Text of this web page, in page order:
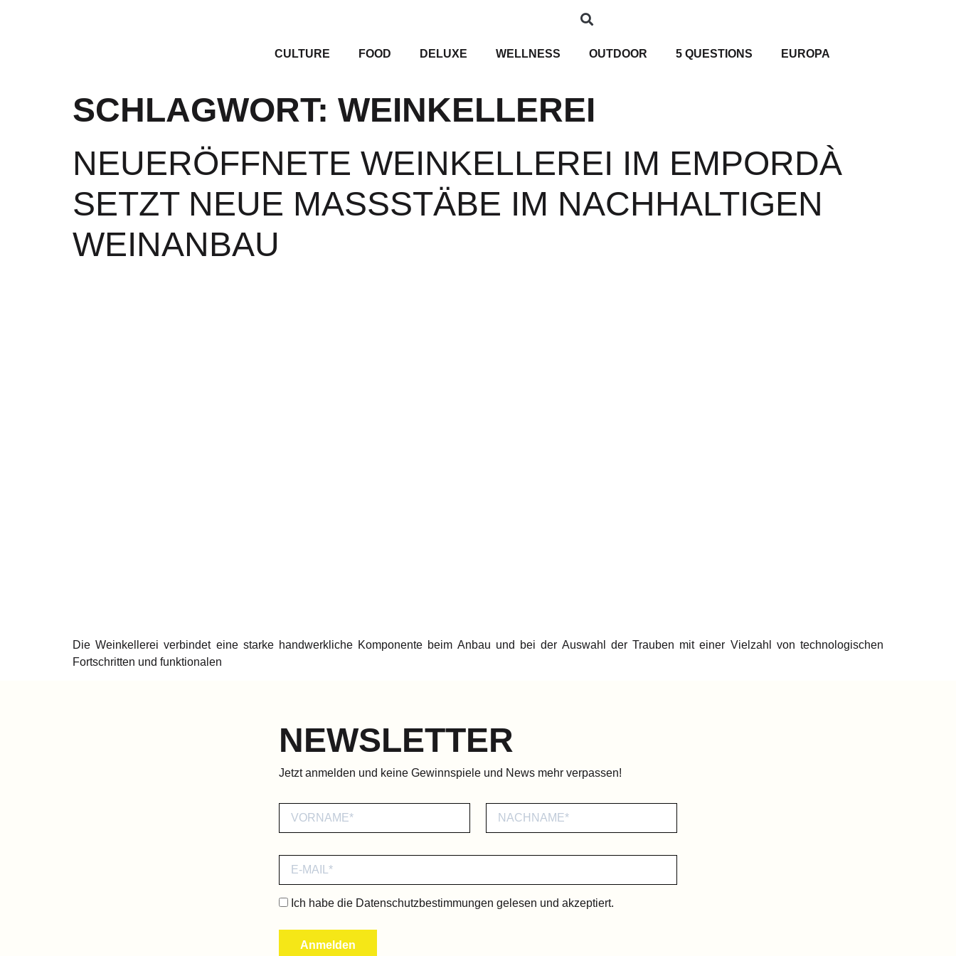
CULTURE FOOD DELUXE WELLNESS OUTDOOR 5 QUESTIONS EUROPA
SCHLAGWORT: WEINKELLEREI
NEUERÖFFNETE WEINKELLEREI IM EMPORDÀ
SETZT NEUE MASSSTÄBE IM NACHHALTIGEN W
EINANBAU
Die Weinkellerei verbindet eine starke handwerkliche Komponente beim Anbau und bei der Auswahl der Trauben mit einer Vielzahl von technologischen
Fortschritten und funktionalen
NEWSLETTER
Jetzt anmelden und keine Gewinnspiele und News mehr verpassen!
Ich habe die Datenschutzbestimmungen gelesen und akzeptiert.